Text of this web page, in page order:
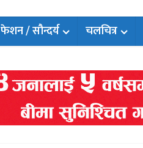
फेशन / सौन्दर्य चलचित्र